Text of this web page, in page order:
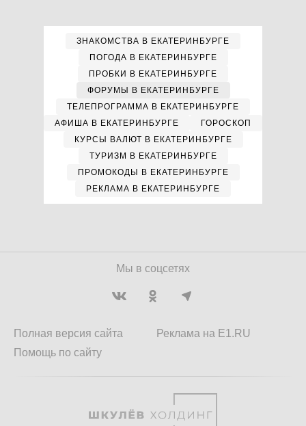
ЗНАКОМСТВА В ЕКАТЕРИНБУРГЕ
ПОГОДА В ЕКАТЕРИНБУРГЕ
ПРОБКИ В ЕКАТЕРИНБУРГЕ
ФОРУМЫ В ЕКАТЕРИНБУРГЕ
ТЕЛЕПРОГРАММА В ЕКАТЕРИНБУРГЕ
АФИША В ЕКАТЕРИНБУРГЕ
ГОРОСКОП
КУРСЫ ВАЛЮТ В ЕКАТЕРИНБУРГЕ
ТУРИЗМ В ЕКАТЕРИНБУРГЕ
ПРОМОКОДЫ В ЕКАТЕРИНБУРГЕ
РЕКЛАМА В ЕКАТЕРИНБУРГЕ
Мы в соцсетях
Полная версия сайта
Помощь по сайту
Реклама на E1.RU